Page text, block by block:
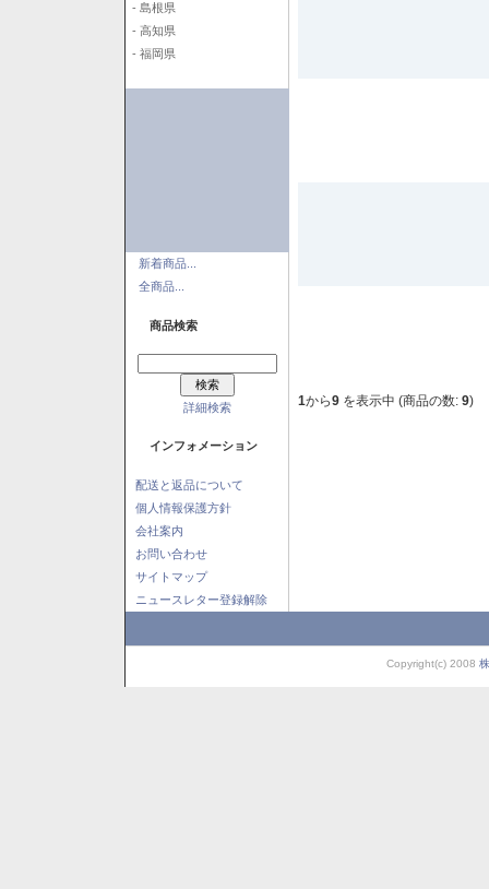
- 島根県
- 高知県
- 福岡県
新着商品...
全商品...
商品検索
詳細検索
インフォメーション
配送と返品について
個人情報保護方針
会社案内
お問い合わせ
サイトマップ
ニュースレター登録解除
1から9 を表示中 (商品の数: 9)
Copyright(c) 2008